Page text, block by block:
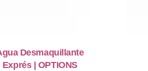
Desmaquillante
Exprés | OPTIONS